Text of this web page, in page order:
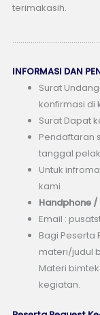
terimakasih.
INFORMASI DAN
Surat
konfirmasi di
Surat Dapat
Pendaftaran
tanggal
Untuk
kami
Handphone /
Email :
Bagi Peserta
materi/judul
Materi
kegiatan.